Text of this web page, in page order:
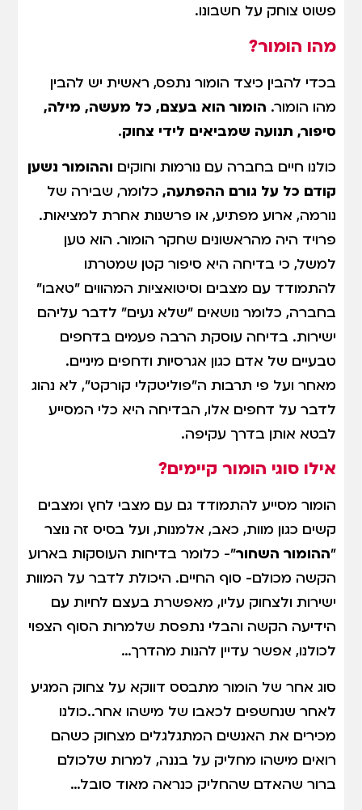
פשוט צוחק על חשבונו.
מהו הומור?
בכדי להבין כיצד הומור נתפס, ראשית יש להבין
מהו הומור. הומור הוא בעצם, כל מעשה, מילה,
סיפור, תנועה שמביאים לידי צחוק.
כולנו חיים בחברה עם נורמות וחוקים וההומור נשען
קודם כל על גורם ההפתעה, כלומר, שבירה של
נורמה, ארוע מפתיע, או פרשנות אחרת למציאות.
פרויד היה מהראשונים שחקר הומור. הוא טען
למשל, כי בדיחה היא סיפור קטן שמטרתו
להתמודד עם מצבים וסיטואציות המהווים "טאבו"
בחברה, כלומר נושאים "שלא נעים" לדבר עליהם
ישירות. בדיחה עוסקת הרבה פעמים בדחפים
טבעיים של אדם כגון אגרסיות ודחפים מיניים.
מאחר ועל פי תרבות ה"פוליטקלי קורקט", לא נהוג
לדבר על דחפים אלו, הבדיחה היא כלי המסייע
לבטא אותן בדרך עקיפה.
אילו סוגי הומור קיימים?
הומור מסייע להתמודד גם עם מצבי לחץ ומצבים
קשים כגון מוות, כאב, אלמנות, ועל בסיס זה נוצר
"ההומור השחור"- כלומר בדיחות העוסקות בארוע
הקשה מכולם- סוף החיים. היכולת לדבר על המוות
ישירות ולצחוק עליו, מאפשרת בעצם לחיות עם
הידיעה הקשה והבלי נתפסת שלמרות הסוף הצפוי
לכולנו, אפשר עדיין להנות מהדרך…
סוג אחר של הומור מתבסס דווקא על צחוק המגיע
לאחר שנחשפים לכאבו של מישהו אחר..כולנו
מכירים את האנשים המתגלגלים מצחוק כשהם
רואים מישהו מחליק על בננה, למרות שלכולם
ברור שהאדם שהחליק כנראה מאוד סובל…